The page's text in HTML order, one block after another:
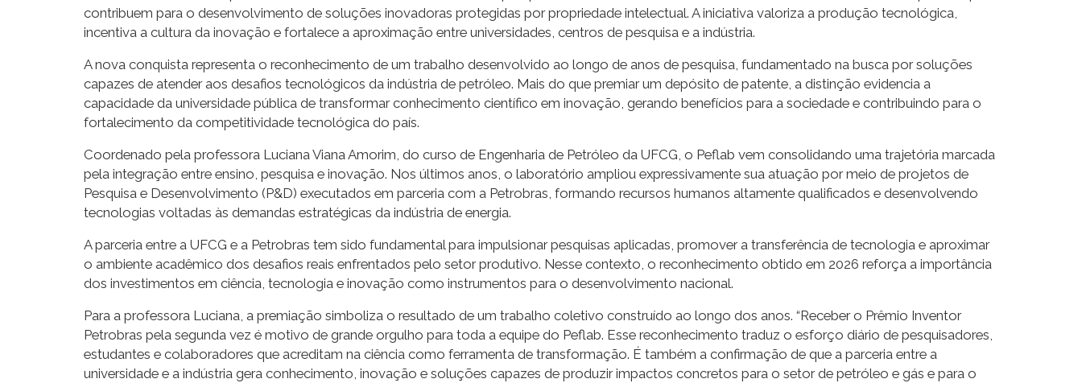
contribuem para o desenvolvimento de soluções inovadoras protegidas por propriedade intelectual. A iniciativa valoriza a produção tecnológica,
incentiva a cultura da inovação e fortalece a aproximação entre universidades, centros de pesquisa e a indústria.
A nova conquista representa o reconhecimento de um trabalho desenvolvido ao longo de anos de pesquisa, fundamentado na busca por soluções
capazes de atender aos desafios tecnológicos da indústria de petróleo. Mais do que premiar um depósito de patente, a distinção evidencia a
capacidade da universidade pública de transformar conhecimento científico em inovação, gerando benefícios para a sociedade e contribuindo para o
fortalecimento da competitividade tecnológica do país.
Coordenado pela professora Luciana Viana Amorim, do curso de Engenharia de Petróleo da UFCG, o Peflab vem consolidando uma trajetória marcada
pela integração entre ensino, pesquisa e inovação. Nos últimos anos, o laboratório ampliou expressivamente sua atuação por meio de projetos de
Pesquisa e Desenvolvimento (P&D) executados em parceria com a Petrobras, formando recursos humanos altamente qualificados e desenvolvendo
tecnologias voltadas às demandas estratégicas da indústria de energia.
A parceria entre a UFCG e a Petrobras tem sido fundamental para impulsionar pesquisas aplicadas, promover a transferência de tecnologia e aproximar
o ambiente acadêmico dos desafios reais enfrentados pelo setor produtivo. Nesse contexto, o reconhecimento obtido em 2026 reforça a importância
dos investimentos em ciência, tecnologia e inovação como instrumentos para o desenvolvimento nacional.
Para a professora Luciana, a premiação simboliza o resultado de um trabalho coletivo construído ao longo dos anos. “Receber o Prêmio Inventor
Petrobras pela segunda vez é motivo de grande orgulho para toda a equipe do Peflab. Esse reconhecimento traduz o esforço diário de pesquisadores,
estudantes e colaboradores que acreditam na ciência como ferramenta de transformação. É também a confirmação de que a parceria entre a
universidade e a indústria gera conhecimento, inovação e soluções capazes de produzir impactos concretos para o setor de petróleo e gás e para o